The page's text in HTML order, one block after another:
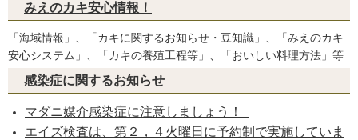
みえのカキ安心情報！
「海域情報」、「カキに関するお知らせ・豆知識」、「みえのカキ
安心システム」、「カキの養殖工程等」、「おいしい料理方法」等
感染症に関するお知らせ
マダニ媒介感染症に注意しましょう！
エイズ検査は、第２，４火曜日に予約制で実施していま